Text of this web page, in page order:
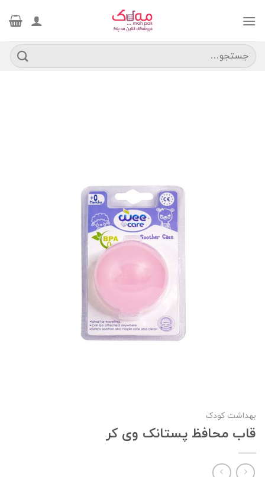
جستجو
برای:
بهداشت کودک
قاب محافظ پستانک وی کر